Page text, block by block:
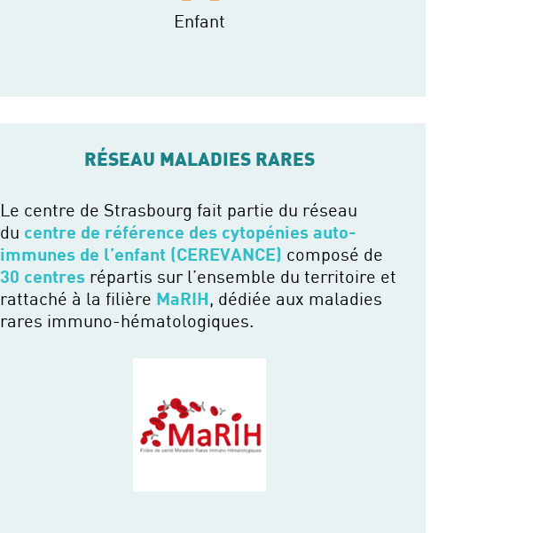
Enfant
RÉSEAU MALADIES RARES
Le centre de Strasbourg fait partie du réseau
du centre de référence des cytopénies auto-
immunes de l’enfant (CEREVANCE) composé de
30 centres répartis sur l’ensemble du territoire et
rattaché à la filière MaRIH, dédiée aux maladies
rares immuno-hématologiques.